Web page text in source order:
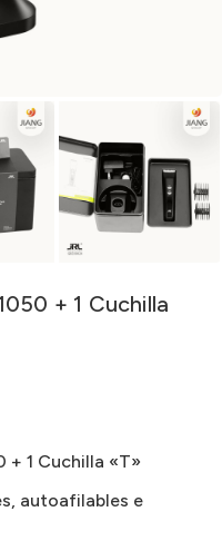
+ 1 Cuchilla
+ 1 Cuchilla «T»
autoafilables e